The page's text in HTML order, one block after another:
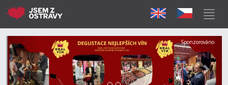
Předchozí Další
Sponzorováno